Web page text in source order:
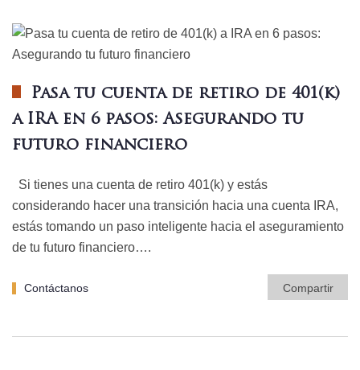
Pasa tu cuenta de retiro de 401(k)
a IRA en 6 pasos: Asegurando tu
futuro financiero
Si tienes una cuenta de retiro 401(k) y estás
considerando hacer una transición hacia una cuenta IRA,
estás tomando un paso inteligente hacia el aseguramiento
de tu futuro financiero….
Contáctanos Compartir